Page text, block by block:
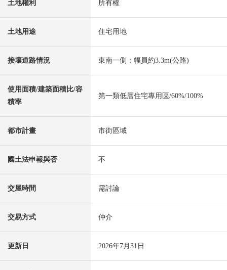
土地權利 所有權
土地用途 住宅用地
接壤道路情況 東南一側：幅員約3.3m(公路)
使用面積/建築面積比/容
積率
第一類低層住宅專用區/60%/100%
都市計畫 市街區域
國土法申報與否 不
交屋時間 需討論
交易方式 仲介
更新日 2026年7月31日